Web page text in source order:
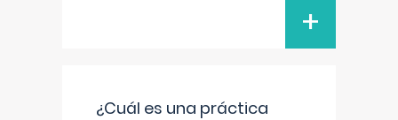
+
¿Cuál es una práctica